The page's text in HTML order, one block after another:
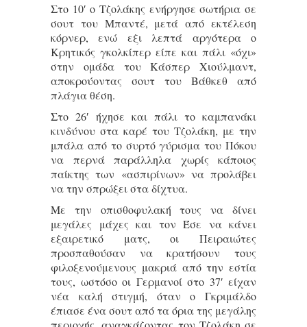
Στο 10′ ο Τζολάκης ενήργησε σωτήρια σε
σουτ του Μπαντέ, μετά από εκτέλεση
κόρνερ, ενώ εξι λεπτά αργότερα ο
Κρητικός γκολκίπερ είπε και πάλι «όχι»
στην ομάδα του Κάσπερ Χιούλμαντ,
αποκρούοντας σουτ του Βάθκεθ από
πλάγια θέση.
Στο 26′ ήχησε και πάλι το καμπανάκι
κινδύνου στα καρέ του Τζολάκη, με την
μπάλα από το συρτό γύρισμα του Πόκου
να περνά παράλληλα χωρίς κάποιος
παίκτης των «ασπιρίνων» να προλάβει
να την σπρώξει στα δίχτυα.
Με την οπισθοφυλακή τους να δίνει
μεγάλες μάχες και τον Έσε να κάνει
εξαιρετικό ματς, οι Πειραιώτες
προσπαθούσαν να κρατήσουν τους
φιλοξενούμενους μακριά από την εστία
τους, ωστόσο οι Γερμανοί στο 37′ είχαν
νέα καλή στιγμή, όταν ο Γκριμάλδο
έπιασε ένα σουτ από τα όρια της μεγάλης